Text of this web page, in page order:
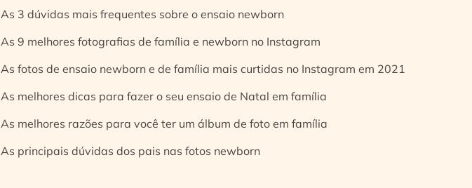
As 3 dúvidas mais frequentes sobre o ensaio newborn
As 9 melhores fotografias de família e newborn no Instagram
As fotos de ensaio newborn e de família mais curtidas no Instagram em 2021
As melhores dicas para fazer o seu ensaio de Natal em família
As melhores razões para você ter um álbum de foto em família
As principais dúvidas dos pais nas fotos newborn